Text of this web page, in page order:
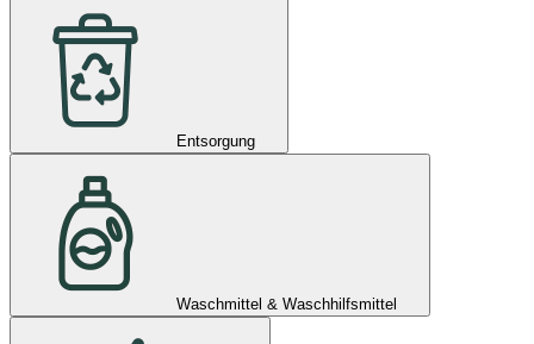
Entsorgung
Waschmittel & Waschhilfsmittel